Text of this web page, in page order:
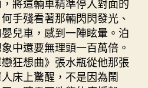
手殘看著那輛閃閃發光、
兒車，感到一陣眩暈。泊
中還要無理頭一百萬倍。
狂想曲》張水瓶從他那張
床上驚醒，不是因為鬧